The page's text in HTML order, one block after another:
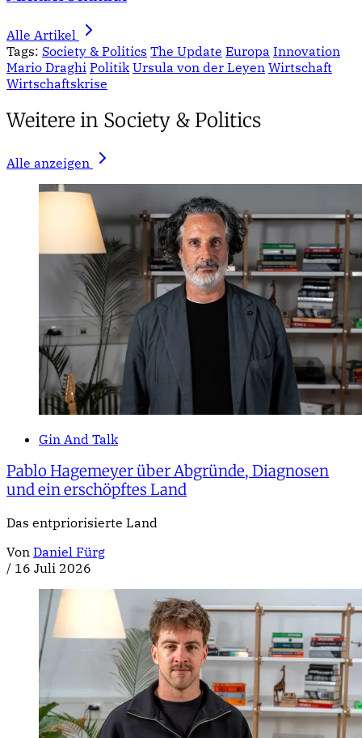
Alle Artikel
Tags: Society & Politics The Update Europa Innovation
Mario Draghi Politik Ursula von der Leyen Wirtschaft
Wirtschaftskrise
Weitere in Society & Politics
Alle anzeigen
Gin And Talk
Pablo Hagemeyer über Abgründe, Diagnosen
und ein erschöpftes Land
Das entpriorisierte Land
Von Daniel Fürg
/ 16 Juli 2026